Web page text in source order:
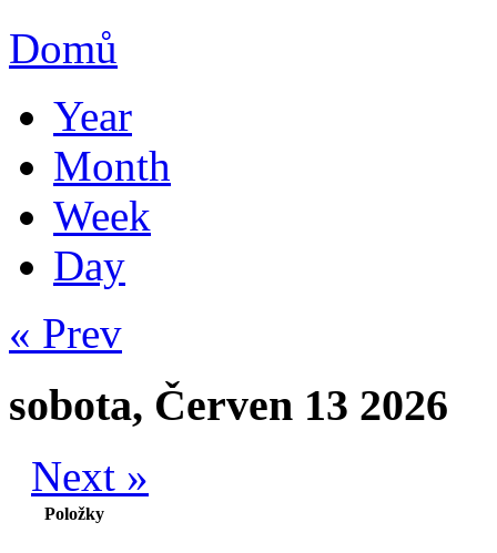
Domů
Year
Month
Week
Day
« Prev
sobota, Červen 13 2026
Next »
Položky